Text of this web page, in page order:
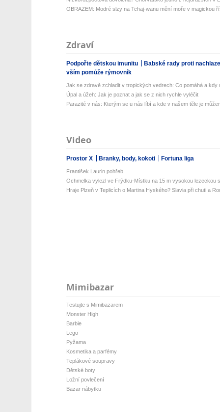
OBRAZEM: Modré slzy na Tchaj-wanu mění moře v magickou
Zdraví
Podpořte dětskou imunitu
Babské rady proti
vším pomůže rýmovník
Jak se zdravě zchladit v tropických vedrech: Co pomáhá a kdy
Úpal a úžeh: Jak je poznat a jak se z nich rychle vyléčit
Parazité v nás: Kterým se u nás líbí a kde v našem těle je
Video
Prostor X Branky, body, kokoti Fortuna liga
František Laurin pohřeb
Ochmelka vylezl ve Frýdku-Místku na 15 m vysokou lezeckou
Hraje Plzeň v Teplicích o Martina Hyského? Slavia při chuti a
Mimibazar
Testujte s Mimibazarem
Monster High
Barbie
Lego
Pyžama
Kosmetika a parfémy
Teplákové soupravy
Dětské boty
Ložní povlečení
Bazar nábytku